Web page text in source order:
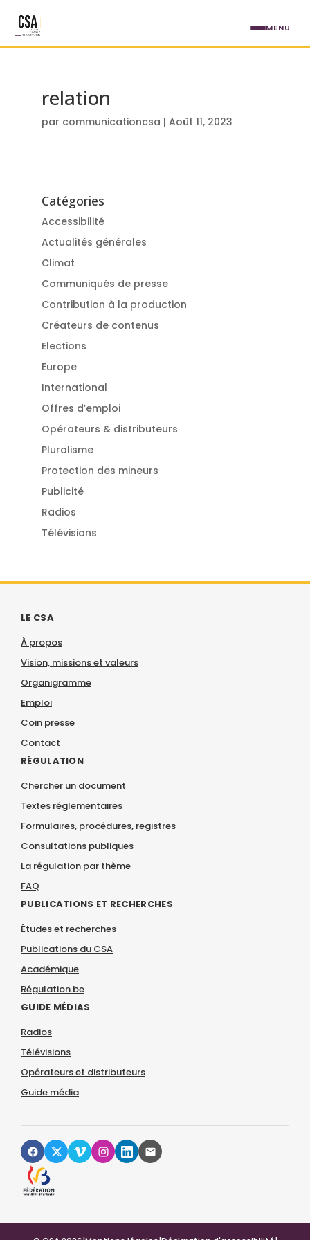
relation
par communicationcsa | Août 11, 2023
Catégories
Accessibilité
Actualités générales
Climat
Communiqués de presse
Contribution à la production
Créateurs de contenus
Elections
Europe
International
Offres d’emploi
Opérateurs & distributeurs
Pluralisme
Protection des mineurs
Publicité
Radios
Télévisions
LE CSA
À propos
Vision, missions et valeurs
Organigramme
Emploi
Coin presse
Contact
RÉGULATION
Chercher un document
Textes réglementaires
Formulaires, procédures, registres
Consultations publiques
La régulation par thème
FAQ
PUBLICATIONS ET RECHERCHES
Études et recherches
Publications du CSA
Académique
Régulation.be
GUIDE MÉDIAS
Radios
Télévisions
Opérateurs et distributeurs
Guide média
MENU